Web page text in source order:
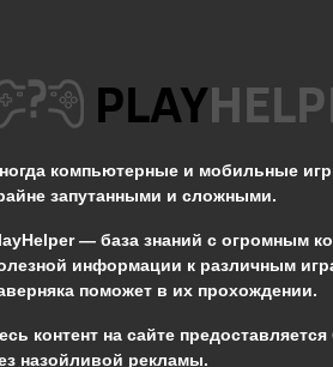
Как спастись от
Genshin Impact?
0 653
компьютерные и мобильные
запутанными и сложными.
— база знаний с огромным
информации к различным
поможет в их прохождении.
контент на сайте
назойливой рекламы.
об ошибке